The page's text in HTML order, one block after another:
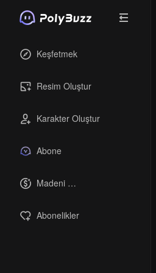
Keşfetmek
Resim Oluştur
Karakter Oluştur
Abone
Madeni
Abonelikler